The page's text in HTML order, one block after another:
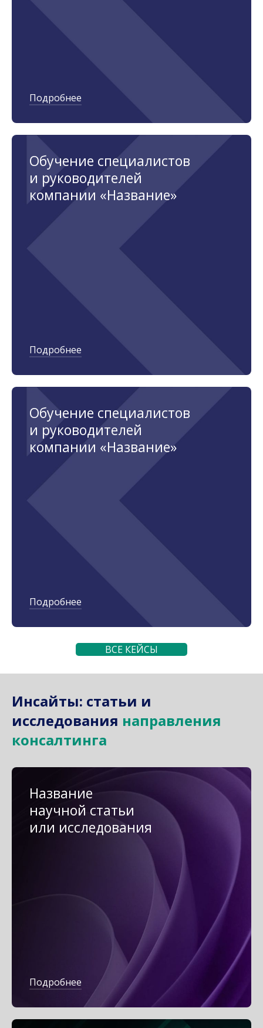
Подробнее
Обучение специалистов
и руководителей
компании «Название»
Подробнее
Обучение специалистов
и руководителей
компании «Название»
Подробнее
ВСЕ КЕЙСЫ
Инсайты: статьи и
исследования​ направления
консалтинга
Название
научной статьи
или исследования
Подробнее